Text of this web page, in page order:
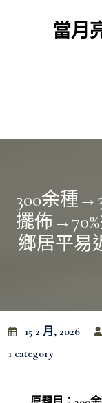
當月
300余種
擺佈
鄉居平易
15 2 月, 2026
1 category